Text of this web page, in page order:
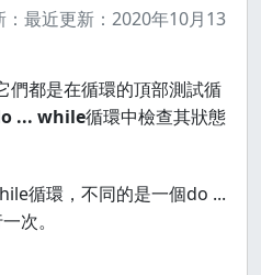
最近更新： 2020年10月13
都是在循環的頂部測試循
... while循環中檢查其狀態
循環，不同的是一個do ...
次。